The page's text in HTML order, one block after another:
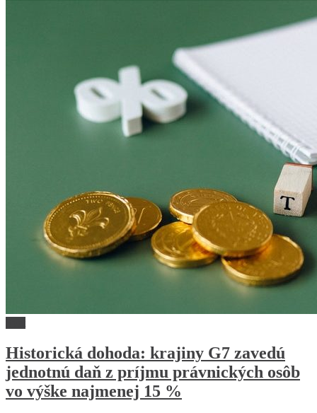
Historická dohoda: krajiny G7 zavedú
jednotnú daň z príjmu právnických osôb
vo výške najmenej 15 %